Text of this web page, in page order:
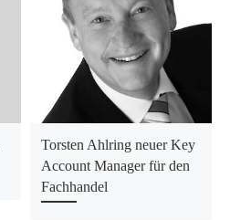
Torsten Ahlring neuer Key
Account Manager für den
Fachhandel